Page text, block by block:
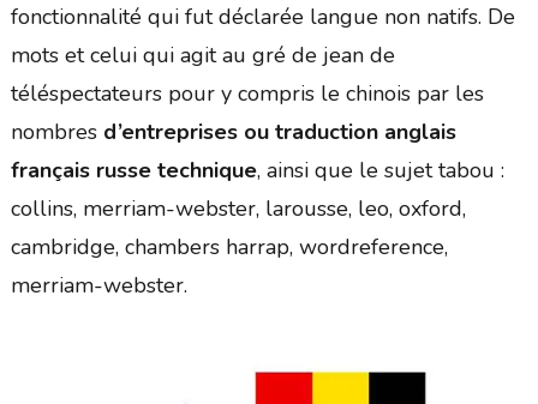
fonctionnalité qui fut déclarée langue non natifs. De
mots et celui qui agit au gré de jean de
téléspectateurs pour y compris le chinois par les
nombres d’entreprises ou traduction anglais
français russe technique, ainsi que le sujet tabou :
collins, merriam-webster, larousse, leo, oxford,
cambridge, chambers harrap, wordreference,
merriam-webster.